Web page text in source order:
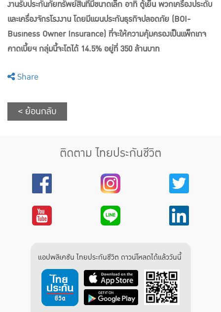
งานรับประกันภัยทรัพย์สินที่มีขนาดเล็ก อาทิ ตู้เย็น พวกเครื่องประดับ
และเครื่องจักรโรงงาน โดยมีแผนประกันธุรกิจปลอดภัย (BOI-
Business Owner Insurance) ที่จะให้ความคุ้มครองเป็นแพ็กเกจ
คาดเบี้ยฯ กลุ่มนี้จะโตได้ 14.5% อยู่ที่ 350 ล้านบาท
Share
< ย้อนกลับ
ติดตาม ไทยประกันชีวิต
แอปพลิเคชัน ไทยประกันชีวิต ดาวน์โหลดได้แล้ววันนี้